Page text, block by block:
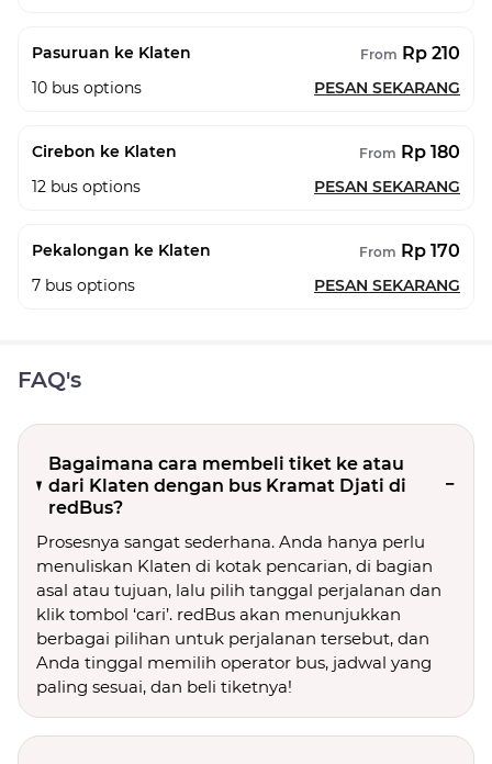
Pasuruan ke Klaten From Rp 210
10 bus options PESAN SEKARANG
Cirebon ke Klaten From Rp 180
12 bus options PESAN SEKARANG
Pekalongan ke Klaten From Rp 170
7 bus options PESAN SEKARANG
FAQ's
Bagaimana cara membeli tiket ke atau
dari Klaten dengan bus Kramat Djati di
redBus?
Prosesnya sangat sederhana. Anda hanya perlu
menuliskan Klaten di kotak pencarian, di bagian
asal atau tujuan, lalu pilih tanggal perjalanan dan
klik tombol ‘cari’. redBus akan menunjukkan
berbagai pilihan untuk perjalanan tersebut, dan
Anda tinggal memilih operator bus, jadwal yang
paling sesuai, dan beli tiketnya!